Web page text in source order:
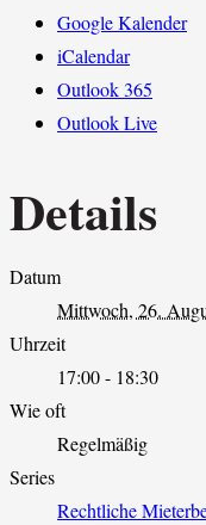
Google Kalender
iCalendar
Outlook 365
Outlook Live
Details
Datum
Mittwoch, 26.
Uhrzeit
17:00 - 18:30
Wie oft
Regelmäßig
Series
Rechtliche